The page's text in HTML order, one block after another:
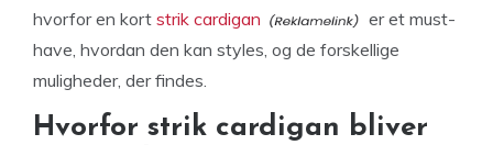
hvorfor en kort strik cardigan
er et must-
have, hvordan den kan styles, og de forskellige
muligheder, der findes.
Hvorfor strik cardigan bliver